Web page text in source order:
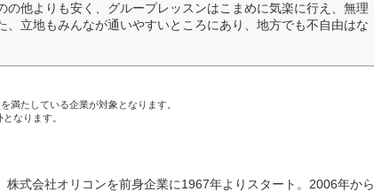
の他よりも安く、グループレッスンはこまめに気楽に行え、無理
、立地もみんなが通いやすいところにあり、地方でも不自由はな
満たしている企業が対象となります。
なります。
株式会社オリコンを前身企業に1967年よりスタート。2006年から